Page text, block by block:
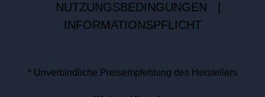
NUTZUNGSBEDINGUNGEN
INFORMATIONSPFLICHT
* Unverbindliche Preisempfehlung des Herstellers